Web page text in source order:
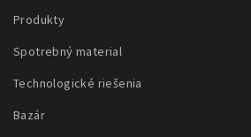
Produkty
Spotrebný material
Technologické riešenia
Bazár